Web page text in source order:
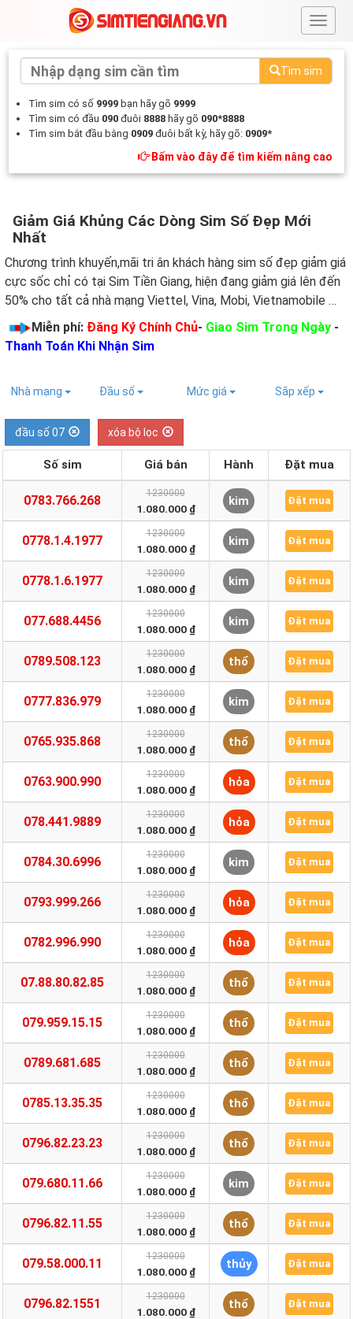
#
Tìm sim
Tìm sim có số 9999 bạn hãy gõ 9999
Tìm sim có đầu 090 đuôi 8888 hãy gõ 090*8888
Tìm sim bắt đầu bằng 0909 đuôi bất kỳ, hãy gõ: 0909*
Bấm vào đây để tìm kiếm nâng cao
Giảm Giá Khủng Các Dòng Sim Số Đẹp Mới
Nhất
Chương trình khuyến,mãi tri ân khách hàng sim số đẹp giảm giá
cực sốc chỉ có tại Sim Tiền Giang, hiện đang giảm giá lên đến
50% cho tất cả nhà mạng Viettel, Vina, Mobi, Vietnamobile …
Miễn phí: Đăng Ký Chính Chủ- Giao Sim Trong Ngày -
Thanh Toán Khi Nhận Sim
Nhà mạng Đầu số Mức giá Sắp xếp
đầu số 07 xóa bộ lọc
Số sim Giá bán Hành Đặt mua
0783.766.268 1230000
1.080.000 ₫
kim Đặt mua
0778.1.4.1977 1230000
1.080.000 ₫
kim Đặt mua
0778.1.6.1977 1230000
1.080.000 ₫
kim Đặt mua
077.688.4456 1230000
1.080.000 ₫
kim Đặt mua
0789.508.123 1230000
1.080.000 ₫
thổ Đặt mua
0777.836.979 1230000
1.080.000 ₫
kim Đặt mua
0765.935.868 1230000
1.080.000 ₫
thổ Đặt mua
0763.900.990 1230000
1.080.000 ₫
hỏa Đặt mua
078.441.9889 1230000
1.080.000 ₫
hỏa Đặt mua
0784.30.6996 1230000
1.080.000 ₫
kim Đặt mua
0793.999.266 1230000
1.080.000 ₫
hỏa Đặt mua
0782.996.990 1230000
1.080.000 ₫
hỏa Đặt mua
07.88.80.82.85 1230000
1.080.000 ₫
thổ Đặt mua
079.959.15.15 1230000
1.080.000 ₫
thổ Đặt mua
0789.681.685 1230000
1.080.000 ₫
thổ Đặt mua
0785.13.35.35 1230000
1.080.000 ₫
thổ Đặt mua
0796.82.23.23 1230000
1.080.000 ₫
thổ Đặt mua
079.680.11.66 1230000
1.080.000 ₫
kim Đặt mua
0796.82.11.55 1230000
1.080.000 ₫
thổ Đặt mua
079.58.000.11 1230000
1.080.000 ₫
thủy Đặt mua
0796.82.1551 1230000
1.080.000 ₫
thổ Đặt mua